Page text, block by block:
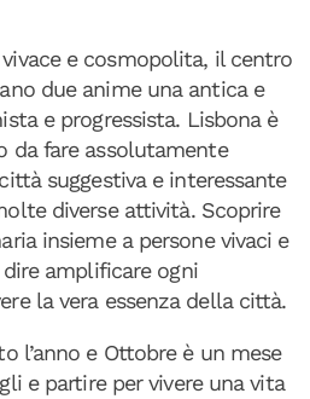
e cosmopolita, il centro
due anime una antica e
e progressista. Lisbona è
da fare assolutamente
suggestiva e interessante
diverse attività. Scoprire
insieme a persone vivaci e
amplificare ogni
la vera essenza della città.
l’anno e Ottobre è un mese
e partire per vivere una vita